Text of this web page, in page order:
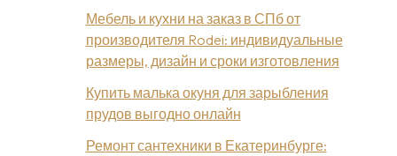
Мебель и кухни на заказ в СПб от
производителя Rodei: индивидуальные
размеры, дизайн и сроки изготовления
Купить малька окуня для зарыбления
прудов выгодно онлайн
Ремонт сантехники в Екатеринбурге: